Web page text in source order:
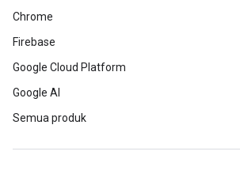
Chrome
Firebase
Google Cloud Platform
Google AI
Semua produk